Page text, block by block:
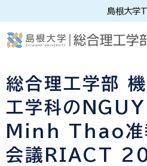
島根大学
総合理工学部 機
工学科の
Minh Thao准
会議RIACT